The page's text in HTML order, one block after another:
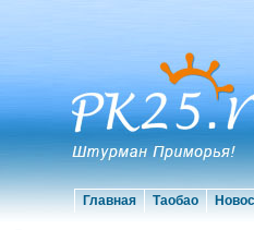
Главная Таобао